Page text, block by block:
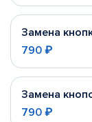
Замена
790 ₽
Замена
790 ₽